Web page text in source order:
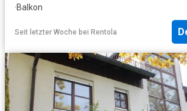
·Balkon
Seit letzter Woche bei Rentola